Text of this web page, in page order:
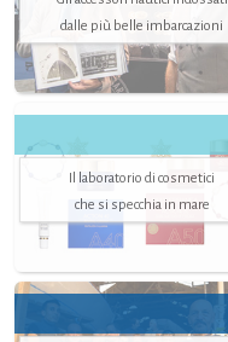
dalle più belle imbarcazioni
Il laboratorio di cosmetici
che si specchia in mare